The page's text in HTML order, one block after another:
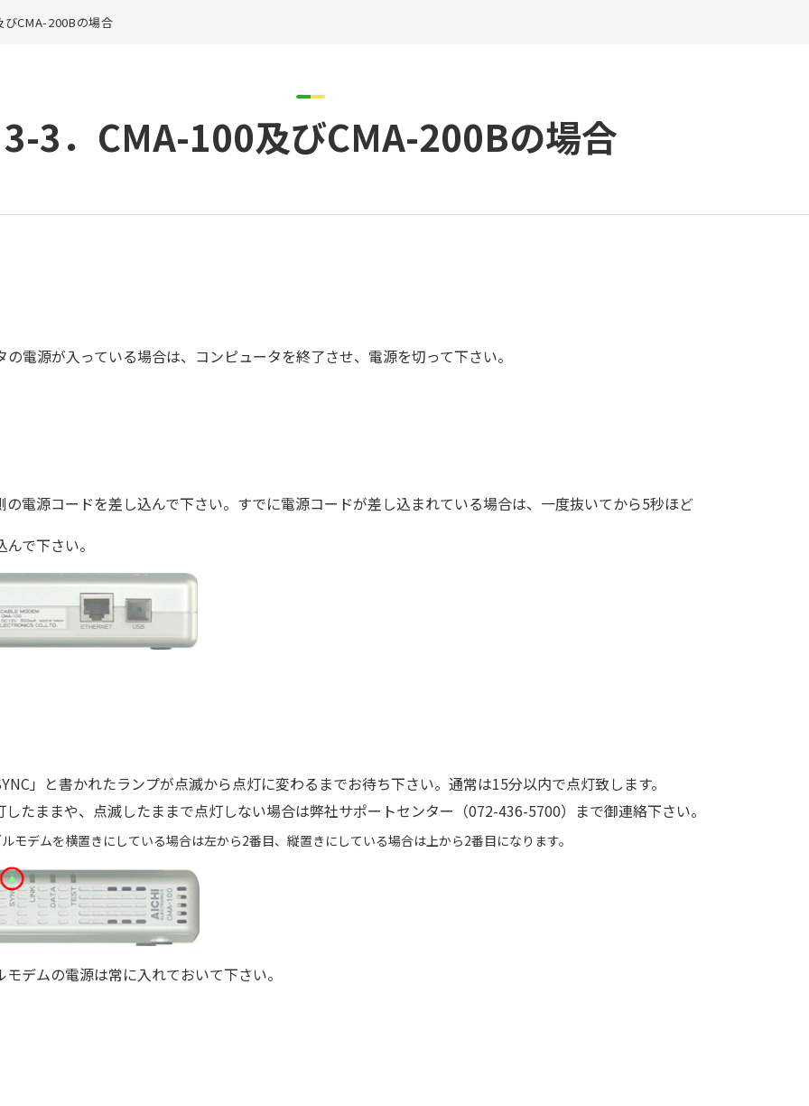
CMA-200Bの場合
3-3．CMA-100及びCMA-200Bの場合
電源が入っている場合は、コンピュータを終了させ、電源を切って下さい。
の電源コードを差し込んで下さい。すでに電源コードが差し込まれている場合は、一度抜いてから5秒ほど
で下さい。
」と書かれたランプが点滅から点灯に変わるまでお待ち下さい。通常は15分以内で点灯致します。
たままや、点滅したままで点灯しない場合は弊社サポートセンター（072-436-5700）まで御連絡下さい。
モデムを横置きにしている場合は左から2番目、縦置きにしている場合は上から2番目になります。
デムの電源は常に入れておいて下さい。